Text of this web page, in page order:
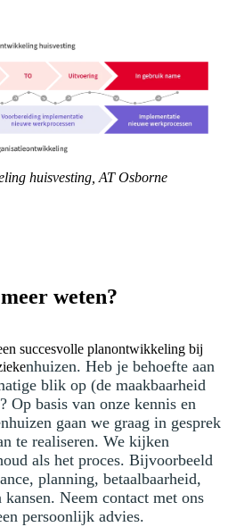
huisvesting, AT Osborne
weten?
succesvolle planontwikkeling bij
nhuizen. Heb je behoefte aan
blik op (de maakbaarheid
Op basis van onze kennis en
gaan we graag in gesprek
te realiseren. We kijken
als het proces. Bijvoorbeeld
planning, betaalbaarheid,
Neem contact met ons
persoonlijk advies.